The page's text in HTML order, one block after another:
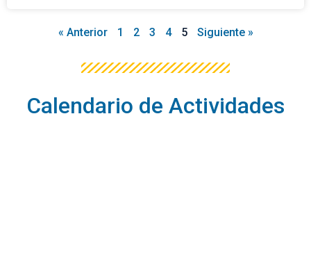
« Anterior 1 2 3 4 5 Siguiente »
Calendario de Actividades